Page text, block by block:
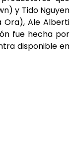
y Tido Nguyen
Ora), Ale Alberti
fue hecha por
disponible en